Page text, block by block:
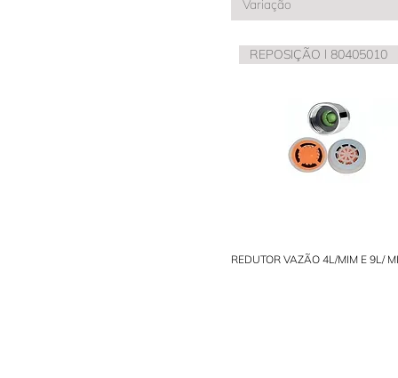
Variação
REPOSIÇÃO l 80405010
REDUTOR VAZÃO 4L/MIM E 9L/